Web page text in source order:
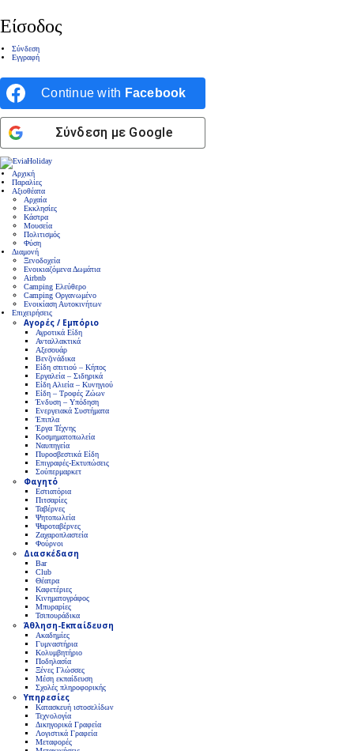
Είσοδος
Σύνδεση
Εγγραφή
Continue with Facebook
Σύνδεση με Google
Αρχική
Παραλίες
Αξιοθέατα
Αρχαία
Εκκλησίες
Κάστρα
Μουσεία
Πολιτισμός
Φύση
Διαμονή
Ξενοδοχεία
Ενοικιαζόμενα Δωμάτια
Airbnb
Camping Ελεύθερο
Camping Οργανωμένο
Ενοικίαση Αυτοκινήτων
Επιχειρήσεις
Αγορές / Εμπόριο
Αγροτικά Είδη
Ανταλλακτικά
Αξεσουάρ
Βενζινάδικα
Είδη σπιτιού – Κήπος
Εργαλεία – Σιδηρικά
Είδη Αλιεία – Κυνηγιού
Είδη – Τροφές Ζώων
Ένδυση – Υπόδηση
Ενεργειακά Συστήματα
Έπιπλα
Έργα Τέχνης
Κοσμηματοπωλεία
Ναυπηγεία
Πυροσβεστικά Είδη
Επιγραφές-Εκτυπώσεις
Σούπερμαρκετ
Φαγητό
Εστιατόρια
Πιτσαρίες
Ταβέρνες
Ψητοπωλεία
Ψαροταβέρνες
Ζαχαροπλαστεία
Φούρνοι
Διασκέδαση
Bar
Club
Θέατρα
Καφετέριες
Κινηματογράφος
Μπυραρίες
Τσιπουράδικα
Άθληση-Εκπαίδευση
Ακαδημίες
Γυμναστήρια
Κολυμβητήριο
Ποδηλασία
Ξένες Γλώσσες
Μέση εκπαίδευση
Σχολές πληροφορικής
Υπηρεσίες
Κατασκευή ιστοσελίδων
Τεχνολογία
Δικηγορικά Γραφεία
Λογιστικά Γραφεία
Μεταφορές